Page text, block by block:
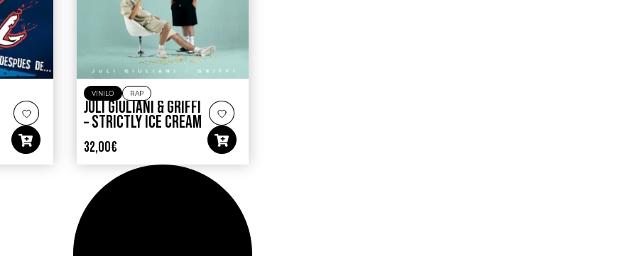
VINILO RAP
JULI GIULIANI & GRIFFI
– STRICTLY ICE CREAM
32,00€